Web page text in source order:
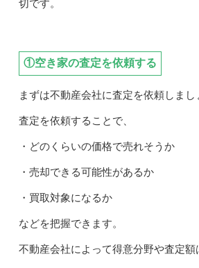
切です。
①空き家の査定を依頼する
まずは不動産会社に査定を依頼しまし
査定を依頼することで、
・どのくらいの価格で売れそうか
・売却できる可能性があるか
・買取対象になるか
などを把握できます。
不動産会社によって得意分野や査定額